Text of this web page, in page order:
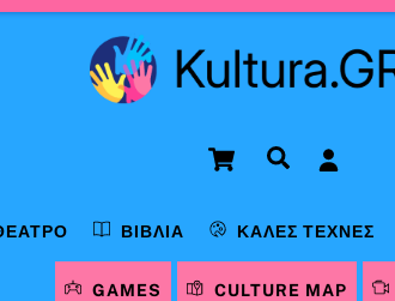
Cart Αναζήτηση
ΒΙΒΛΊΑ ΚΑΛΈΣ ΤΈΧΝΕΣ
GAMES CULTURE MAP